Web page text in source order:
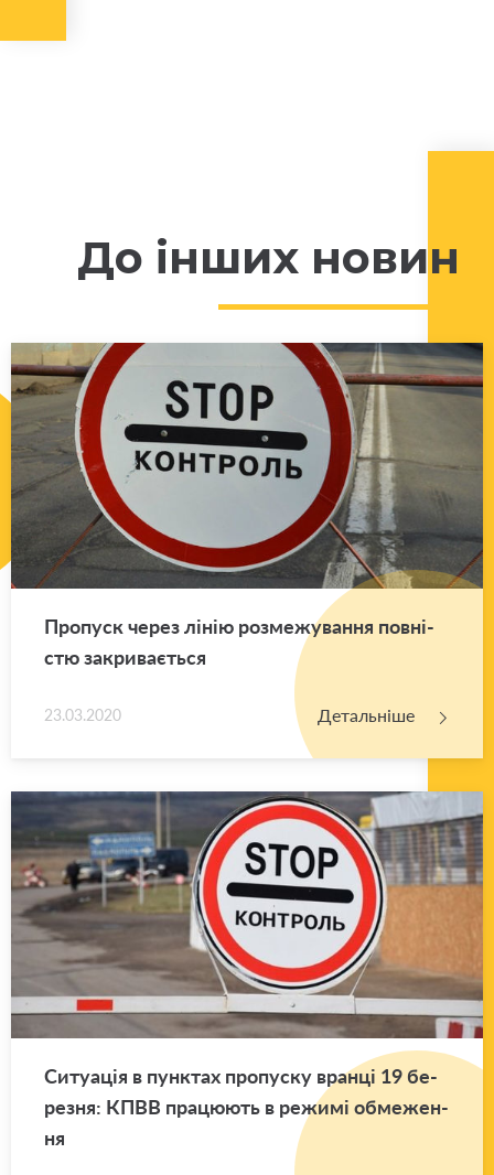
До інших новин
Про­пуск через лінію роз­ме­жу­ва­н­ня пов­ні­
стю за­кри­ва­є­ться
23.03.2020 Детальніше
Си­ту­а­ція в пун­ктах про­пу­ску вран­ці 19 бе­
ре­зня: КПВВ пра­цю­ють в ре­жи­мі обме­же­н­
ня